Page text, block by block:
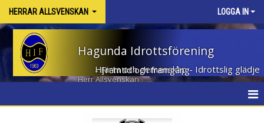
HERRAR ALLSVENSKAN LOGGA IN
Hagunda Idrottsförening
Hjärta och gemenskap - Idrottslig glädje - Framtid och framgång
Herr Allsvenskan